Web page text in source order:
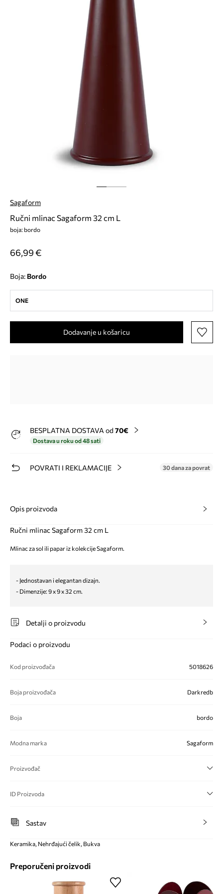
Sagaform
Ručni mlinac Sagaform 32 cm L
boja: bordo
66,99 €
Boja: bordo
ONE
Dodavanje u košaricu
BESPLATNA DOSTAVA od 70€
Dostava u roku od 48 sati
POVRATI I REKLAMACIJE 30 dana za povrat
Opis proizvoda
Ručni mlinac Sagaform 32 cm L
Mlinac za sol ili papar iz kolekcije Sagaform.
- Jednostavan i elegantan dizajn.
- Dimenzije: 9 x 9 x 32 cm.
Detalji o proizvodu
Podaci o proizvodu
Kod proizvođača 5018626
Boja proizvođača Darkredb
Boja bordo
Modna marka Sagaform
Proizvođač
ID Proizvoda
Sastav
Keramika, Nehrđajući čelik, Bukva
Preporučeni proizvodi